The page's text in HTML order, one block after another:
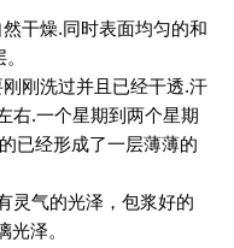
干燥.同时表面均匀的和
刚洗过并且已经干透.汗
右.一个星期到两个星期
已经形成了一层薄薄的
气的光泽，包浆好的
泽。